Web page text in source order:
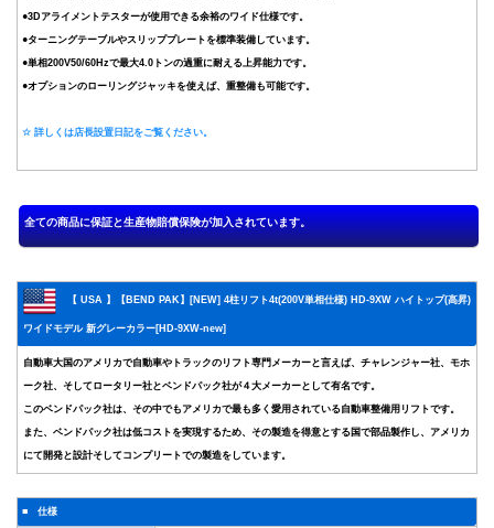
●3Dアライメントテスターが使用できる余裕のワイド仕様です。
●ターニングテーブルやスリッププレートを標準装備しています。
●単相200V50/60Hzで最大4.0トンの過重に耐える上昇能力です。
●オプションのローリングジャッキを使えば、重整備も可能です。
☆ 詳しくは店長設置日記をご覧ください。
【 USA 】【BEND PAK】[NEW] 4柱リフト4t(200V単相仕様) HD-9XW ハイトップ(高昇)
ワイドモデル 新グレーカラー[HD-9XW-new]
自動車大国のアメリカで自動車やトラックのリフト専門メーカーと言えば、チャレンジャー社、モホ
ーク社、そしてロータリー社とベンドパック社が４大メーカーとして有名です。
このベンドパック社は、その中でもアメリカで最も多く愛用されている自動車整備用リフトです。
また、ベンドパック社は低コストを実現するため、その製造を得意とする国で部品製作し、アメリカ
にて開発と設計そしてコンプリートでの製造をしています。
■ 仕様